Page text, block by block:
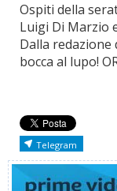
Ospiti della
Luigi Di Marzio
Dalla redazione
bocca al lupo!
Telegram